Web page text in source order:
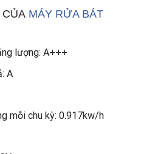
CỦA MÁY RỬA BÁT
lượng: A+++
A
mỗi chu kỳ: 0.917kw/h